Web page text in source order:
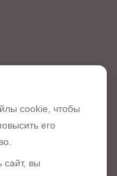
cookie, чтобы
его
сайт, вы